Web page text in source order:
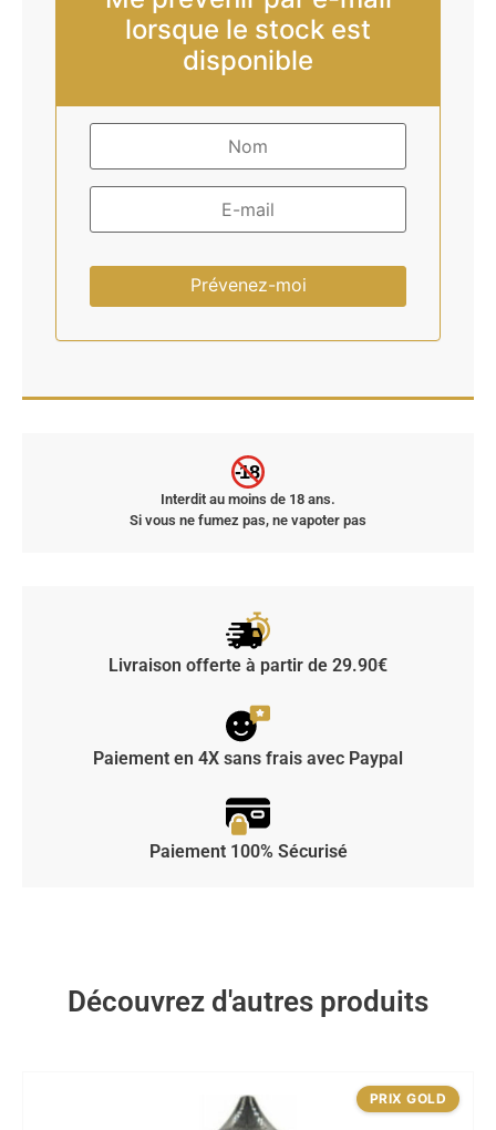
lorsque le stock est
disponible
Prévenez-moi
-18
Interdit au moins de 18 ans.
Si vous ne fumez pas, ne vapoter pas
Livraison offerte à partir de 29.90€
Paiement en 4X sans frais avec Paypal
Paiement 100% Sécurisé
Découvrez d'autres produits
PRIX GOLD